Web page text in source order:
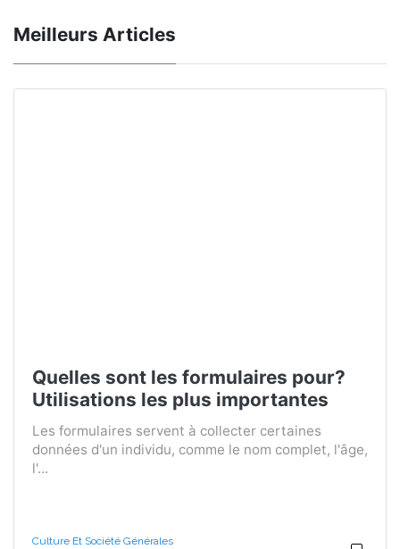
Meilleurs Articles
Quelles sont les formulaires pour?
Utilisations les plus importantes
Les formulaires servent à collecter certaines
données d'un individu, comme le nom complet, l'âge,
l'...
Culture Et Société Générales